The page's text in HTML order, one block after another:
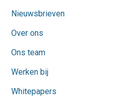
Nieuwsbrieven
Over ons
Ons team
Werken bij
Whitepapers